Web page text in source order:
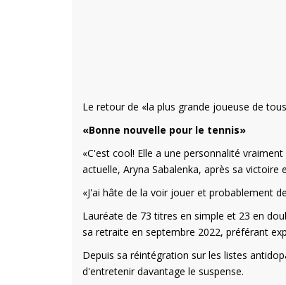
Le retour de «la plus grande joueuse de
«Bonne nouvelle pour le tennis»
«C'est cool! Elle a une personnalité
actuelle, Aryna Sabalenka, après sa
«J'ai hâte de la voir jouer et probablement
Lauréate de 73 titres en simple et 23 en
sa retraite en septembre 2022, préférant
Depuis sa réintégration sur les listes
d'entretenir davantage le suspense.